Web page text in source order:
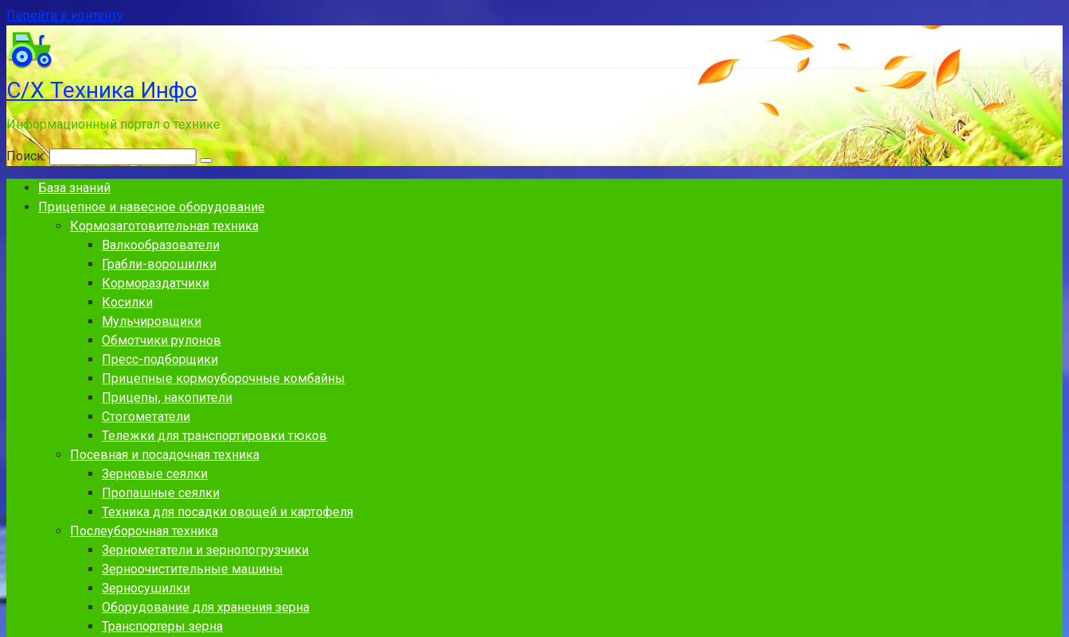
Перейти к контенту
С/Х Техника Инфо
Информационный портал о технике
Поиск:
База знаний
Прицепное и навесное оборудование
Кормозаготовительная техника
Валкообразователи
Грабли-ворошилки
Кормораздатчики
Косилки
Мульчировщики
Обмотчики рулонов
Пресс-подборщики
Прицепные кормоуборочные комбайны
Прицепы, накопители
Стогометатели
Тележки для транспортировки тюков
Посевная и посадочная техника
Зерновые сеялки
Пропашные сеялки
Техника для посадки овощей и картофеля
Послеуборочная техника
Зернометатели и зернопогрузчики
Зерноочистительные машины
Зерносушилки
Оборудование для хранения зерна
Транспортеры зерна